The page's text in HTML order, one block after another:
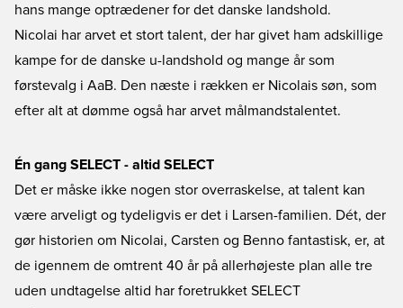
hans mange optrædener for det danske landshold.
Nicolai har arvet et stort talent, der har givet ham adskillige
kampe for de danske u-landshold og mange år som
førstevalg i AaB. Den næste i rækken er Nicolais søn, som
efter alt at dømme også har arvet målmandstalentet.
Én gang SELECT - altid SELECT
Det er måske ikke nogen stor overraskelse, at talent kan
være arveligt og tydeligvis er det i Larsen-familien. Dét, der
gør historien om Nicolai, Carsten og Benno fantastisk, er, at
de igennem de omtrent 40 år på allerhøjeste plan alle tre
uden undtagelse altid har foretrukket SELECT